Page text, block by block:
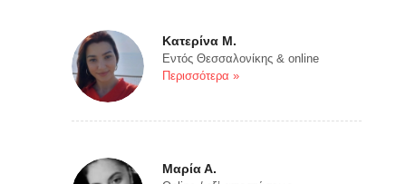
Κατερίνα Μ.
Εντός Θεσσαλονίκης & online
Περισσότερα »
Μαρία Α.